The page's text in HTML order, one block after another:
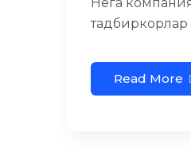
тадбиркорлар
Read More